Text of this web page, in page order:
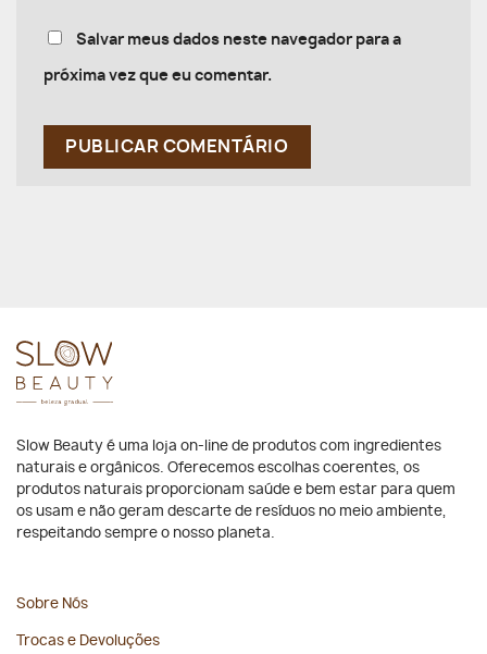
Salvar meus dados neste navegador para a
próxima vez que eu comentar.
Slow Beauty é uma loja on-line de produtos com ingredientes
naturais e orgânicos. Oferecemos escolhas coerentes, os
produtos naturais proporcionam saúde e bem estar para quem
os usam e não geram descarte de resíduos no meio ambiente,
respeitando sempre o nosso planeta.
Sobre Nós
Trocas e Devoluções